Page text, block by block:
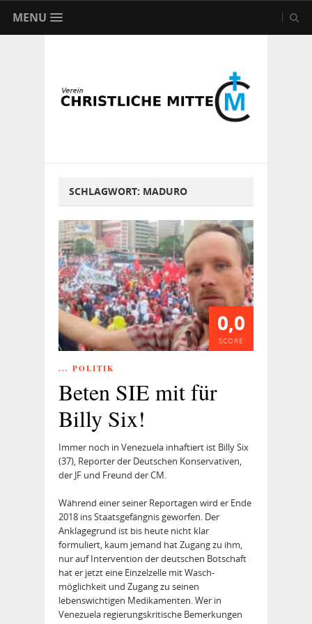
MENU
SCHLAGWORT: MADURO
0,0
SCORE
... POLITIK
Beten SIE mit für
Billy Six!
Immer noch in Venezuela inhaftiert ist Billy Six
(37), Reporter der Deutschen Konservativen,
der JF und Freund der CM.
Während einer seiner Reportagen wird er Ende
2018 ins Staatsgefängnis geworfen. Der
Anklagegrund ist bis heute nicht klar
formuliert, kaum jemand hat Zu­gang zu ihm,
nur auf Intervention der deutschen Botschaft
hat er jetzt eine Einzelzelle mit Wasch­
möglichkeit und Zugang zu seinen
lebenswichtigen Medikamenten. Wer in
Venezuela regierungskritische Bemerkungen